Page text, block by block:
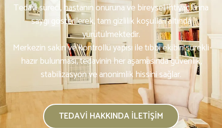
Tedavi süreci, hastanın onuruna ve bireysel ihtiyaçlarına
saygı gösterilerek, tam gizlilik koşulları altında
yürütülmektedir.
Merkezin sakin ve kontrollü yapısı ile tıbbi ekibin sürekli
hazır bulunması, tedavinin her aşamasında güvenlik,
stabilizasyon ve anonimlik hissini sağlar.
TEDAVI HAKKINDA İLETIŞIM